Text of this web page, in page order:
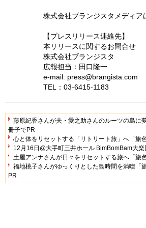
株式会社ブランジスタメディア
【プレスリリース連絡先】
本リリースに関するお問合せ
株式会社ブランジスタ
広報担当：田口隆一
e-mail: press@brangista.com
TEL：03-6415-1183
藤原紀香さんが夫・愛之助さんのルーツの島に
冊子でPR
心と体をリセットする「リトリート旅」へ「旅
12月16日@大手町三井ホール BimBomBam大
土屋アンナさんが日々をリセットする旅へ「旅
福地桃子さんがゆっくりとした島時間を満喫「
PR